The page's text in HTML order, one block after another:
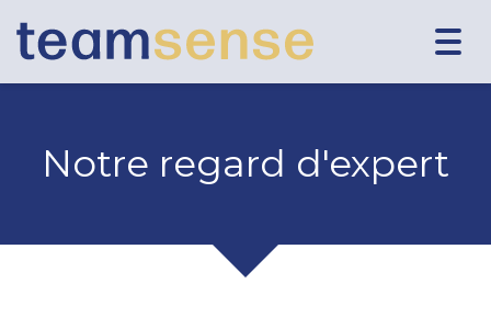
Notre regard d'expert